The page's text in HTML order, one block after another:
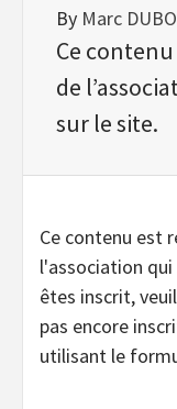
By Marc
Ce
de
sur le site.
Ce contenu est
l'association qui
êtes inscrit,
pas encore
utilisant le